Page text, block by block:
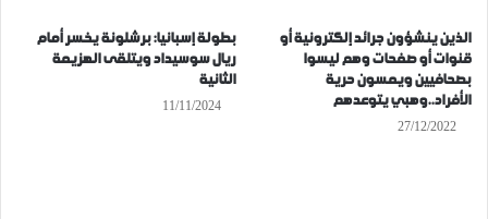
الذين ينشؤون جرائد إلكترونية أو
قنوات أو صفحات وهم ليسوا
بصحافيين ويمسون حرية
الأفراد..وهبي يتوعدهم
27/12/2022
بطولة إسبانيا: برشلونة يخسر أمام
ريال سوسيداد ويتلقى الهزيمة
الثانية
11/11/2024